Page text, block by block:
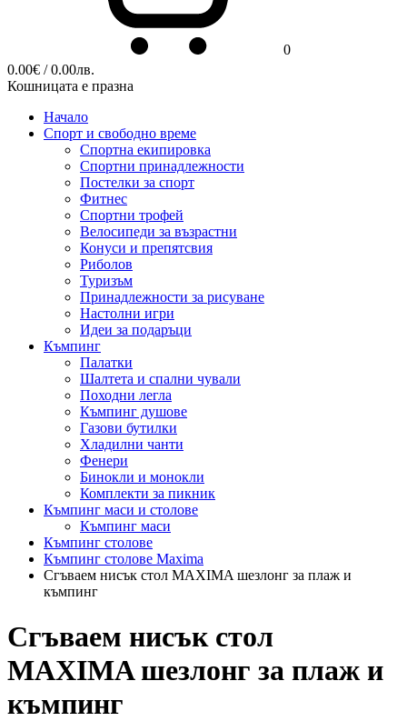
0
0.00€ / 0.00лв.
Кошницата е празна
Начало
Спорт и свободно време
Спортна екипировка
Спортни принадлежности
Постелки за спорт
Фитнес
Спортни трофей
Велосипеди за възрастни
Конуси и препятсвия
Риболов
Туризъм
Принадлежности за рисуване
Настолни игри
Идеи за подаръци
Къмпинг
Палатки
Шалтета и спални чували
Походни легла
Къмпинг душове
Газови бутилки
Хладилни чанти
Фенери
Бинокли и монокли
Комплекти за пикник
Къмпинг маси и столове
Къмпинг маси
Къмпинг столове
Къмпинг столове Maxima
Сгъваем нисък стол MAXIMA шезлонг за плаж и
къмпинг
Сгъваем нисък стол
MAXIMA шезлонг за плаж и
къмпинг